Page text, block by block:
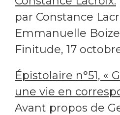
par Constance
Emmanuelle
Finitude, 17
Épistolaire n°51, «
une vie en
Avant propos de